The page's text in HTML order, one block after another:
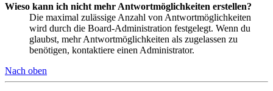
Wieso kann ich nicht mehr Antwortmöglichkeiten erstellen?
Die maximal zulässige Anzahl von Antwortmöglichkeiten
wird durch die Board-Administration festgelegt. Wenn du
glaubst, mehr Antwortmöglichkeiten als zugelassen zu
benötigen, kontaktiere einen Administrator.
Nach oben